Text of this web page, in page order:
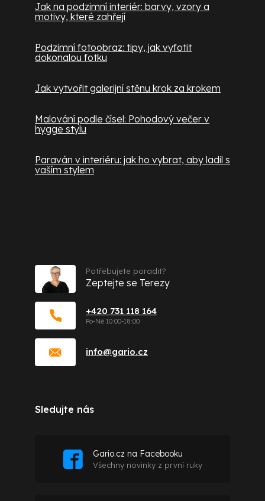
Jak na podzimní interiér: barvy, vzory a
motivy, které zahřejí
Podzimní fotoobraz: tipy, jak vyfotit
dokonalou fotku
Jak vytvořit galerijní stěnu krok za krokem
Malování podle čísel: Pohodový večer v
hygge stylu
Paraván v interiéru: jak ho vybrat, aby ladil s
vaším stylem
info@gario.cz
+420 731 118 164
Potřebujete poradit?
Zeptejte se Terezy
Sledujte nás
Gario.cz na Facebooku
Všechny novinky z první ruky